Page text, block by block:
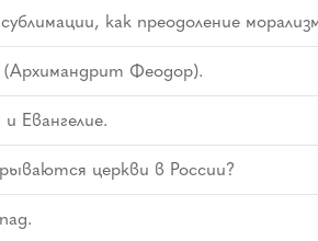
как преодоление
Феодор).
Евангелие.
церкви в России?